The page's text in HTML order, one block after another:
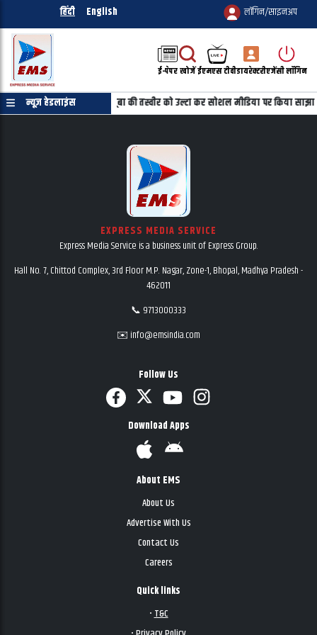
हिंदी English लॉगिन/साइनअप
ई-पेपरखोजेंईएमएस टीवीडायरेक्टरीएजेंसी लॉगिन
न्यूज़ हेडलाइंस
की जरुरत नहीं महबूबा की तस्वीर को उल्टा कर सोशल मीडिया पर किया साझा
EXPRESS MEDIA SERVICE
Express Media Service is a business unit of Express Group.
Hall No. 7, Chittod Complex, 3rd Floor M.P. Nagar, Zone-1, Bhopal, Madhya Pradesh -
462011
📞 9713000333
✉️ info@emsindia.com
Follow Us
Download Apps
About EMS
About Us
Advertise With Us
Contact Us
Careers
Quick links
•T&C